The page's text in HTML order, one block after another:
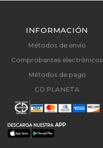
INFORMACIÓN
Métodos de envío
Comprobantes electrónicos
Métodos de pago
CD PLANETA